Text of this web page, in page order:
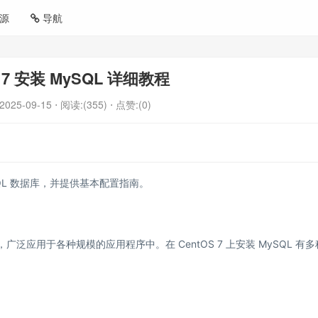
导航
安装 MySQL 详细教程
09-15 ⋅ 阅读:(355) ⋅ 点赞:(0)
数据库，并提供基本配置指南。
泛应用于各种规模的应用程序中。在 CentOS 7 上安装 MySQL 有多